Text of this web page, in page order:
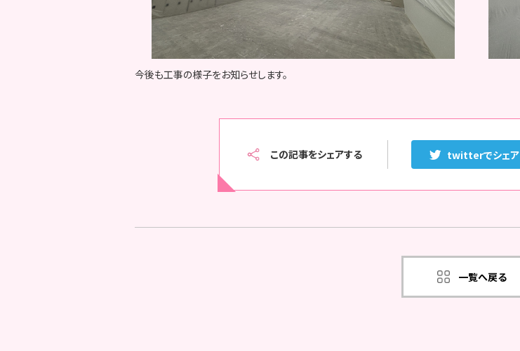
今後も工事の様子をお知らせします。
この記事をシェアする twitterでシェア
一覧へ戻る